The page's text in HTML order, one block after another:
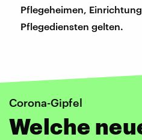
Pflegeheimen,
Pflegediensten gelten.
Corona-Gipfel
Welche